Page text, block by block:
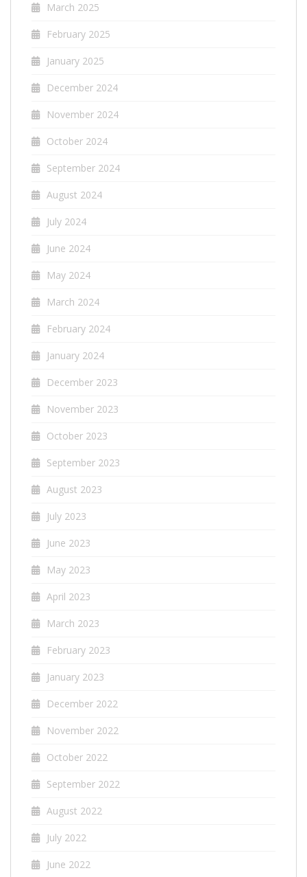
March 2025
February 2025
January 2025
December 2024
November 2024
October 2024
September 2024
August 2024
July 2024
June 2024
May 2024
March 2024
February 2024
January 2024
December 2023
November 2023
October 2023
September 2023
August 2023
July 2023
June 2023
May 2023
April 2023
March 2023
February 2023
January 2023
December 2022
November 2022
October 2022
September 2022
August 2022
July 2022
June 2022